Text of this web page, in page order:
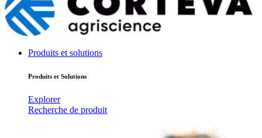
Produits et solutions
Produits et Solutions
Explorer
Recherche de produit